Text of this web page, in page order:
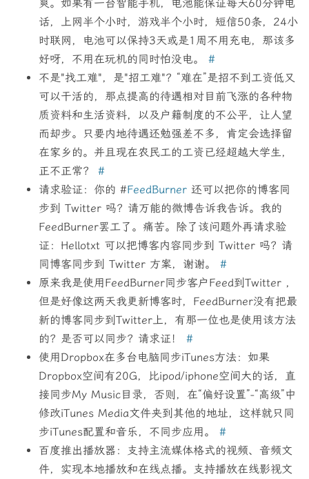
爽。如果有一台智能手机，电池能保证每天60分钟电
话，上网半个小时，游戏半个小时，短信50条，24小
时联网，电池可以保持3天或是1周不用充电，那该多
好呀，不用在玩机的同时怕没电。#
不是"找工难"，是"招工难"？“难在”是招不到工资低又
可以干活的，那点提高的待遇相对目前飞涨的各种物
质资料和生活资料，以及户籍制度的不公平，让人望
而却步。只要内地待遇还勉强差不多，肯定会选择留
在家乡的。并且现在农民工的工资已经超越大学生，
正不正常？#
请求验证：你的 #FeedBurner 还可以把你的博客同
步到 Twitter 吗？请万能的微博告诉我告诉。我的
FeedBurner罢工了。痛苦。除了该问题外再请求验
证：Hellotxt 可以把博客内容同步到 Twitter 吗？请
同博客同步到 Twitter 方案，谢谢。#
原来我是使用FeedBurner同步客户Feed到Twitter ，
但是好像这两天我更新博客时，FeedBurner没有把最
新的博客同步到Twitter上，有那一位也是使用该方法
的？是否可以同步？请求证！#
使用Dropbox在多台电脑同步iTunes方法：如果
Dropbox空间有20G，比ipod/iphone空间大的话，直
接同步My Music目录，否则，在“偏好设置”-“高级”中
修改iTunes Media文件夹到其他的地址，这样就只同
步iTunes配置和音乐，不同步应用。#
百度推出播放器：支持主流媒体格式的视频、音频文
件，实现本地播放和在线点播。支持播放在线影视文